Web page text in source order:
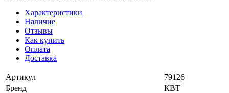
Характеристики
Наличие
Отзывы
Как купить
Оплата
Доставка
Артикул
79126
Бренд
КВТ